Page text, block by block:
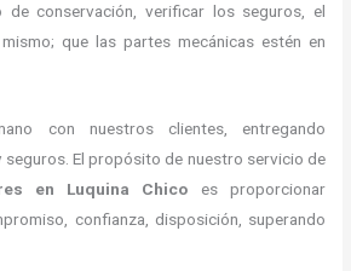
conservación, verificar los seguros, el
que las partes mecánicas estén en
con nuestros clientes, entregando
El propósito de nuestro servicio de
en Luquina Chico es proporcionar
confianza, disposición, superando